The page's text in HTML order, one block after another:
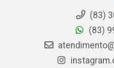
(83)
(83)